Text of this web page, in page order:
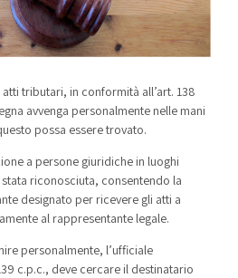
tributari, in conformità all’art. 138
avvenga personalmente nelle mani
possa essere trovato.
a persone giuridiche in luoghi
riconosciuta, consentendo la
designato per ricevere gli atti a
al rappresentante legale.
personalmente, l’ufficiale
c.p.c., deve cercare il destinatario